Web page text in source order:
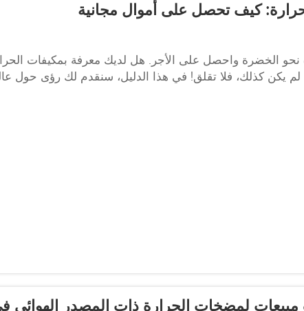
كيف تحصل على أموال مجانية
نحو الخضرة واحصل على الأجر. هل لديك معرفة بمكيفات
لم يكن كذلك، فلا تقلق! في هذا الدليل، سنقدم لك رؤى حول